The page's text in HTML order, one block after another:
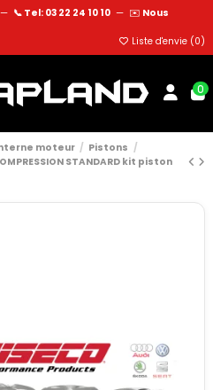
— 📞 Tel: 03 22 24 10 10 — ✉️ Nous
Liste d'envie (0)
0
moteur
Pistons
STANDARD kit piston